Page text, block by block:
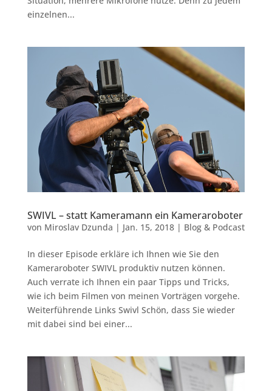
einzelnen...
SWIVL – statt Kameramann ein Kameraroboter
von Miroslav Dzunda | Jan. 15, 2018| Blog & Podcast
In dieser Episode erkläre ich Ihnen wie Sie den
Kameraroboter SWIVL produktiv nutzen können.
Auch verrate ich Ihnen ein paar Tipps und Tricks,
wie ich beim Filmen von meinen Vorträgen vorgehe.
Weiterführende Links Swivl Schön, dass Sie wieder
mit dabei sind bei einer...